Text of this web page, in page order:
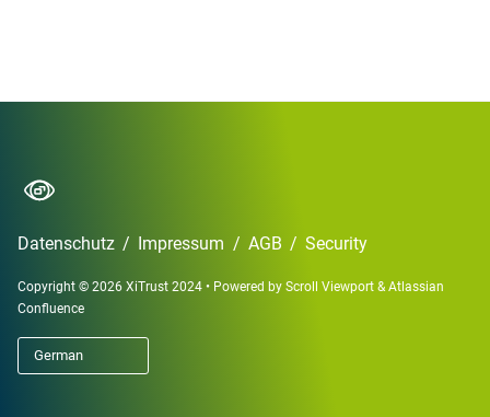
Datenschutz / Impressum / AGB / Security
Copyright © 2026 XiTrust 2024 • Powered by Scroll Viewport &Atlassian
Confluence
German